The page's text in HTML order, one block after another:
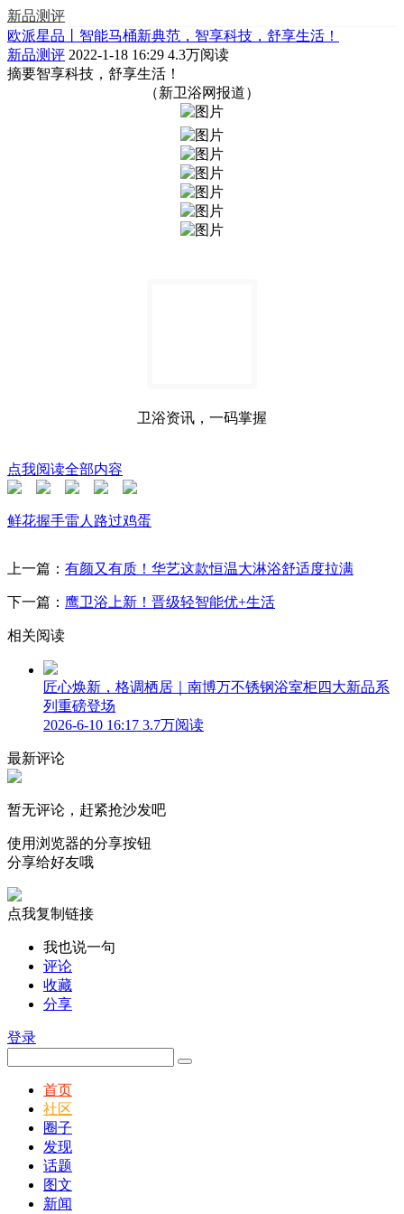
新品测评
欧派星品丨智能马桶新典范，智享科技，舒享生活！
新品测评 2022-1-18 16:29 4.3万阅读
摘要智享科技，舒享生活！
（新卫浴网报道）
卫浴资讯，一码掌握
点我阅读全部内容
鲜花握手雷人 路过鸡蛋
上一篇： 有颜又有质！华艺这款恒温大淋浴舒适度拉满
下一篇： 鹰卫浴上新！晋级轻智能优+生活
相关阅读
匠心焕新，格调栖居｜南博万不锈钢浴室柜四大新品系
列重磅登场
2026-6-10 16:17 3.7万阅读
最新评论
暂无评论，赶紧抢沙发吧
使用浏览器的分享按钮
分享给好友哦
点我复制链接
我也说一句
评论
收藏
分享
登录
首页
社区
圈子
发现
话题
图文
新闻